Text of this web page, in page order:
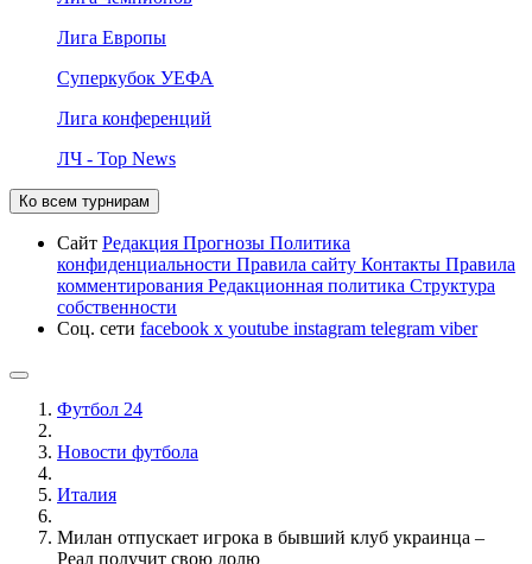
Лига Европы
Суперкубок УЕФА
Лига конференций
ЛЧ - Top News
Ко всем турнирам
Сайт Редакция Прогнозы Политика
конфиденциальности Правила сайту Контакты Правила
комментирования Редакционная политика Структура
собственности
Соц. сети facebook x youtube instagram telegram viber
Футбол 24
Новости футбола
Италия
Милан отпускает игрока в бывший клуб украинца –
Реал получит свою долю